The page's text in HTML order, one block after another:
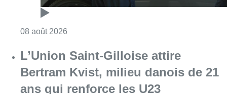
08 août 2026
L’Union Saint-Gilloise attire
Bertram Kvist, milieu danois de 21
ans qui renforce les U23